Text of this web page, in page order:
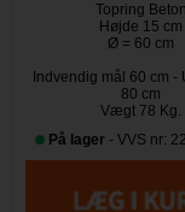
Topring Beton
Højde 15 cm
Ø = 60 cm
Indvendig mål 60 cm -
80 cm
Vægt 78 Kg.
På lager - VVS nr: